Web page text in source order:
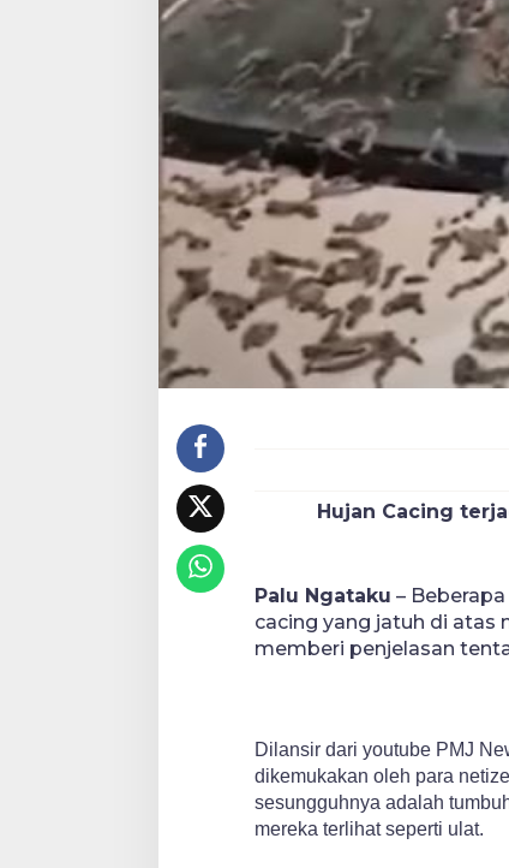
Hujan Cacing
Palu Ngataku –
cacing yang jatuh di atas
memberi penjelasan
Dilansir dari youtube PMJ
dikemukakan oleh para
sesungguhnya adalah
mereka terlihat seperti ulat.